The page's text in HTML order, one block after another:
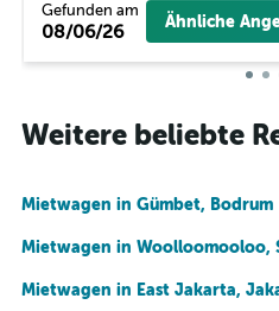
Gefunden am
08/06/26 Ähnliche
Weitere beliebte
Mietwagen in Gümbet, Bodrum
Mietwagen in Woolloomooloo,
Mietwagen in East Jakarta,